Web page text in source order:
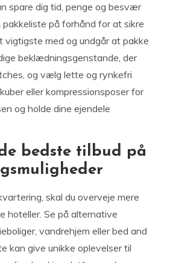
spare dig tid, penge og besvær
pakkeliste på forhånd for at sikre
vigtigste med og undgår at pakke
beklædningsgenstande, der
og vælg lette og rynkefri
eller kompressionsposer for
og holde dine ejendele
bedste tilbud på
skal du overveje mere
hoteller. Se på alternative
vandrehjem eller bed and
kan give unikke oplevelser til